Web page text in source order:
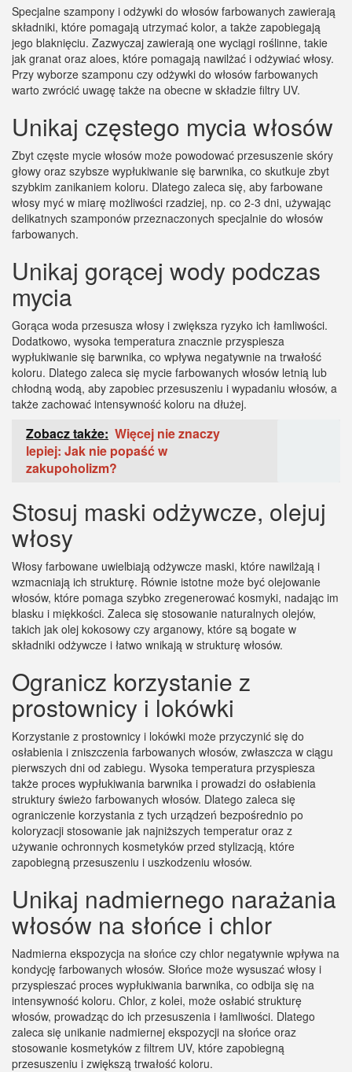
Specjalne szampony i odżywki do włosów farbowanych zawierają
składniki, które pomagają utrzymać kolor, a także zapobiegają
jego blaknięciu. Zazwyczaj zawierają one wyciągi roślinne, takie
jak granat oraz aloes, które pomagają nawilżać i odżywiać włosy.
Przy wyborze szamponu czy odżywki do włosów farbowanych
warto zwrócić uwagę także na obecne w składzie filtry UV.
Unikaj częstego mycia włosów
Zbyt częste mycie włosów może powodować przesuszenie skóry
głowy oraz szybsze wypłukiwanie się barwnika, co skutkuje zbyt
szybkim zanikaniem koloru. Dlatego zaleca się, aby farbowane
włosy myć w miarę możliwości rzadziej, np. co 2-3 dni, używając
delikatnych szamponów przeznaczonych specjalnie do włosów
farbowanych.
Unikaj gorącej wody podczas
mycia
Gorąca woda przesusza włosy i zwiększa ryzyko ich łamliwości.
Dodatkowo, wysoka temperatura znacznie przyspiesza
wypłukiwanie się barwnika, co wpływa negatywnie na trwałość
koloru. Dlatego zaleca się mycie farbowanych włosów letnią lub
chłodną wodą, aby zapobiec przesuszeniu i wypadaniu włosów, a
także zachować intensywność koloru na dłużej.
Zobacz także: Więcej nie znaczy
lepiej: Jak nie popaść w
zakupoholizm?
Stosuj maski odżywcze, olejuj
włosy
Włosy farbowane uwielbiają odżywcze maski, które nawilżają i
wzmacniają ich strukturę. Równie istotne może być olejowanie
włosów, które pomaga szybko zregenerować kosmyki, nadając im
blasku i miękkości. Zaleca się stosowanie naturalnych olejów,
takich jak olej kokosowy czy arganowy, które są bogate w
składniki odżywcze i łatwo wnikają w strukturę włosów.
Ogranicz korzystanie z
prostownicy i lokówki
Korzystanie z prostownicy i lokówki może przyczynić się do
osłabienia i zniszczenia farbowanych włosów, zwłaszcza w ciągu
pierwszych dni od zabiegu. Wysoka temperatura przyspiesza
także proces wypłukiwania barwnika i prowadzi do osłabienia
struktury świeżo farbowanych włosów. Dlatego zaleca się
ograniczenie korzystania z tych urządzeń bezpośrednio po
koloryzacji stosowanie jak najniższych temperatur oraz z
używanie ochronnych kosmetyków przed stylizacją, które
zapobiegną przesuszeniu i uszkodzeniu włosów.
Unikaj nadmiernego narażania
włosów na słońce i chlor
Nadmierna ekspozycja na słońce czy chlor negatywnie wpływa na
kondycję farbowanych włosów. Słońce może wysuszać włosy i
przyspieszać proces wypłukiwania barwnika, co odbija się na
intensywność koloru. Chlor, z kolei, może osłabić strukturę
włosów, prowadząc do ich przesuszenia i łamliwości. Dlatego
zaleca się unikanie nadmiernej ekspozycji na słońce oraz
stosowanie kosmetyków z filtrem UV, które zapobiegną
przesuszeniu i zwiększą trwałość koloru.